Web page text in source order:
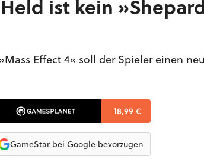
ist kein
Effect 4« soll der Spieler einen
18,99 €
GameStar bei Google bevorzugen